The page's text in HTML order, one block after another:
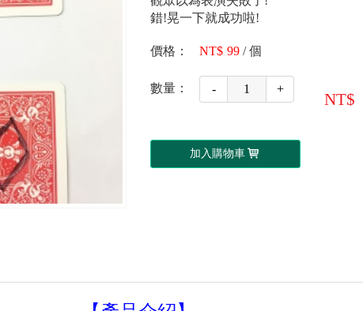
錯!晃一下就成功啦!
價格： 99 /個
數量： - +
加入購物車